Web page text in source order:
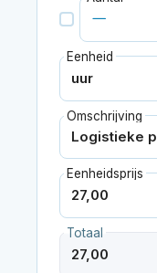
Eenheid
Omschrijving
Eenheidsprijs
Totaal